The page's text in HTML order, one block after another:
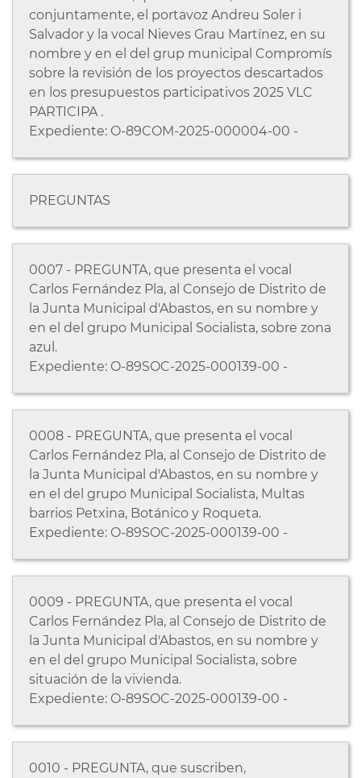
conjuntamente, el portavoz Andreu Soler i
Salvador y la vocal Nieves Grau Martínez, en su
nombre y en el del grup municipal Compromís
sobre la revisión de los proyectos descartados
en los presupuestos participativos 2025 VLC
PARTICIPA .
Expediente: O-89COM-2025-000004-00 -
PREGUNTAS
0007 - PREGUNTA, que presenta el vocal
Carlos Fernández Pla, al Consejo de Distrito de
la Junta Municipal d'Abastos, en su nombre y
en el del grupo Municipal Socialista, sobre zona
azul.
Expediente: O-89SOC-2025-000139-00 -
0008 - PREGUNTA, que presenta el vocal
Carlos Fernández Pla, al Consejo de Distrito de
la Junta Municipal d'Abastos, en su nombre y
en el del grupo Municipal Socialista, Multas
barrios Petxina, Botánico y Roqueta.
Expediente: O-89SOC-2025-000139-00 -
0009 - PREGUNTA, que presenta el vocal
Carlos Fernández Pla, al Consejo de Distrito de
la Junta Municipal d'Abastos, en su nombre y
en el del grupo Municipal Socialista, sobre
situación de la vivienda.
Expediente: O-89SOC-2025-000139-00 -
0010 - PREGUNTA, que suscriben,